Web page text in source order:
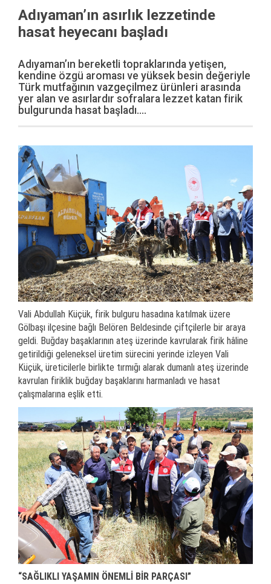
Adıyaman’ın asırlık lezzetinde
hasat heyecanı başladı
Adıyaman’ın bereketli topraklarında yetişen,
kendine özgü aroması ve yüksek besin değeriyle
Türk mutfağının vazgeçilmez ürünleri arasında
yer alan ve asırlardır sofralara lezzet katan firik
bulgurunda hasat başladı....
Vali Abdullah Küçük, firik bulguru hasadına katılmak üzere
Gölbaşı ilçesine bağlı Belören Beldesinde çiftçilerle bir araya
geldi. Buğday başaklarının ateş üzerinde kavrularak firik hâline
getirildiği geleneksel üretim sürecini yerinde izleyen Vali
Küçük, üreticilerle birlikte tırmığı alarak dumanlı ateş üzerinde
kavrulan firiklik buğday başaklarını harmanladı ve hasat
çalışmalarına eşlik etti.
“SAĞLIKLI YAŞAMIN ÖNEMLİ BİR PARÇASI”